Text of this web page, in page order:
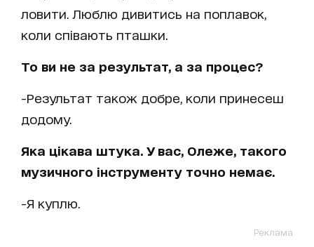
ловити. Люблю дивитись на поплавок,
коли співають пташки.
То ви не за результат, а за процес?
-Результат також добре, коли принесеш
додому.
Яка цікава штука. У вас, Олеже, такого
музичного інструменту точно немає.
-Я куплю.
Реклама